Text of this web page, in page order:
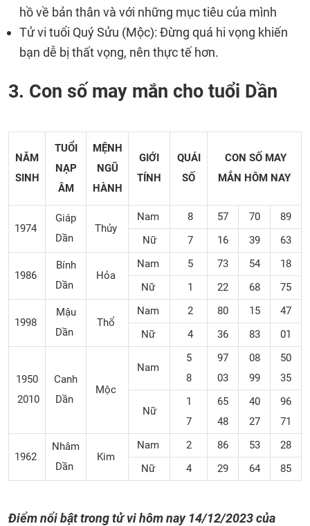
hồ về bản thân và với những mục tiêu của mình
Tử vi tuổi Quý Sửu (Mộc): Đừng quá hi vọng khiến
bạn dễ bị thất vọng, nên thực tế hơn.
3. Con số may mắn cho tuổi Dần
NĂM
SINH
TUỔI
NẠP
ÂM
MỆNH
NGŨ
HÀNH
GIỚI
TÍNH
QUÁI
SỐ
CON SỐ MAY
MẮN HÔM NAY
1974
Giáp
Dần
Thủy
Nam 8 57 70
89
Nữ
7 16 39 63
1986
Bính
Dần
Hỏa
Nam 5 73 54
18
Nữ
1 22 68 75
1998
Mậu
Dần
Thổ
Nam 2 80 15
47
Nữ
4 36 83 01
1950
2010
Canh
Dần
Mộc
Nam
5
8
97
03
08
99
50
35
Nữ
1
7
65
48
40
27
96
71
1962
Nhâm
Dần
Kim
Nam 2 86 53
28
Nữ
4 29 64 85
Điểm nổi bật trong tử vi hôm nay 14/12/2023của